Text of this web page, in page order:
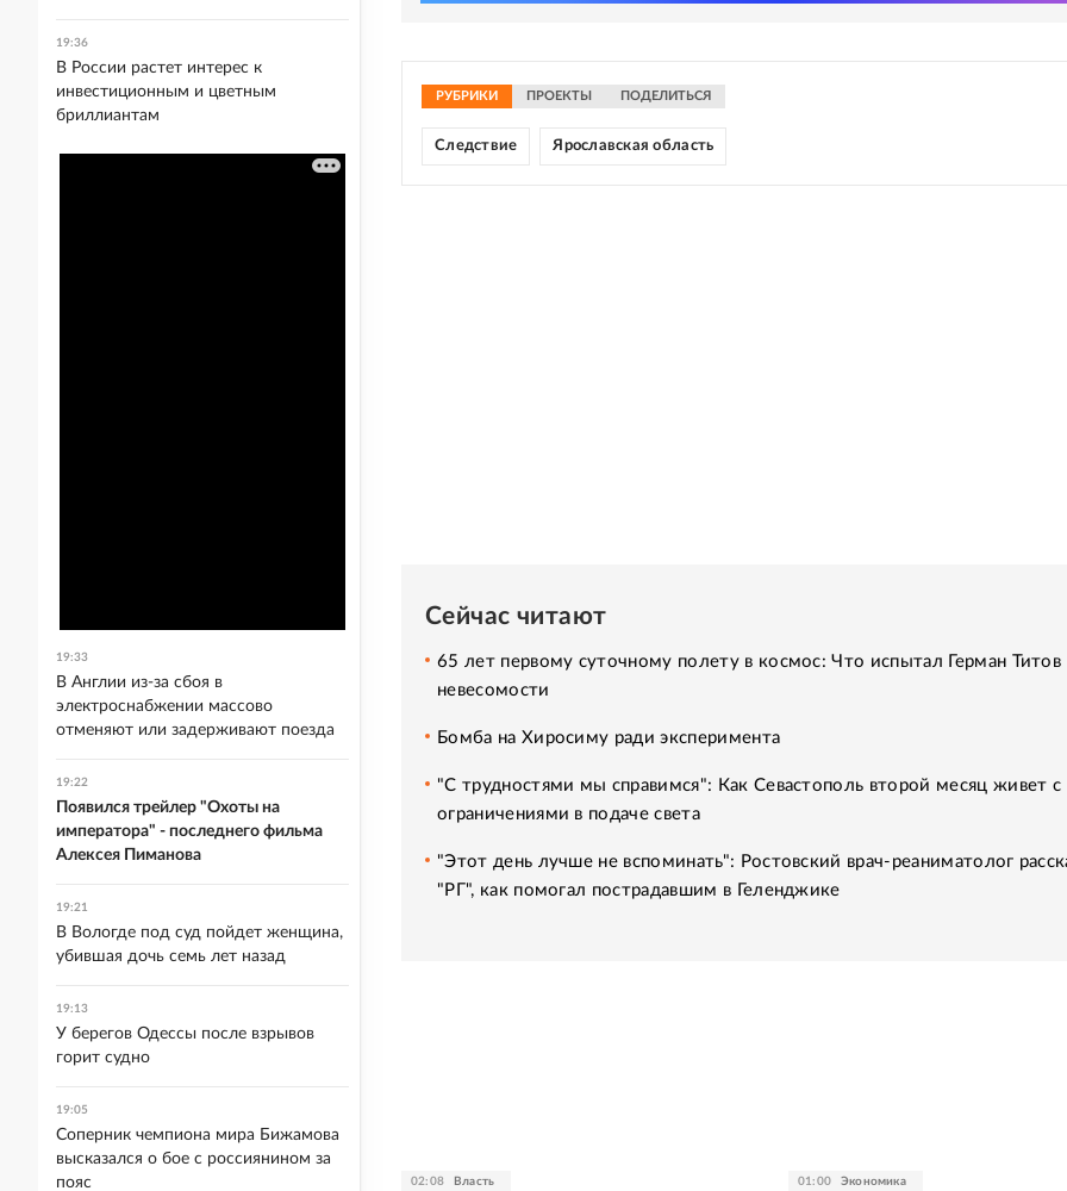
РУБРИКИ ПРОЕКТЫ ПОДЕЛИТЬСЯ
Следствие Ярославская область
Сейчас читают
65 лет первому суточному полету в космос: Что испытал Герман Титов
невесомости
Бомба на Хиросиму ради эксперимента
"С трудностями мы справимся": Как Севастополь второй месяц живет с
ограничениями в подаче света
"Этот день лучше не вспоминать": Ростовский врач-реаниматолог
"РГ", как помогал пострадавшим в Геленджике
02:08 Власть 01:00 Экономика
19:36
В России растет интерес к
инвестиционным и цветным
бриллиантам
19:33
В Англии из-за сбоя в
электроснабжении массово
отменяют или задерживают поезда
19:22
Появился трейлер "Охоты на
императора" - последнего фильма
Алексея Пиманова
19:21
В Вологде под суд пойдет женщина,
убившая дочь семь лет назад
19:13
У берегов Одессы после взрывов
горит судно
19:05
Соперник чемпиона мира Бижамова
высказался о бое с россиянином за
пояс